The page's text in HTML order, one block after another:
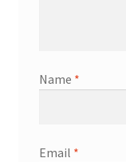
Name *
Email *